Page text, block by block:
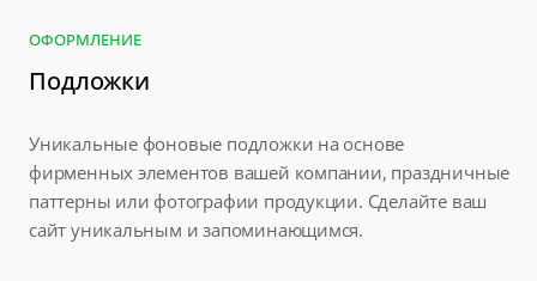
ОФОРМЛЕНИЕ
Подложки
Уникальные фоновые подложки на основе
фирменных элементов вашей компании, праздничные
паттерны или фотографии продукции. Сделайте ваш
сайт уникальным и запоминающимся.